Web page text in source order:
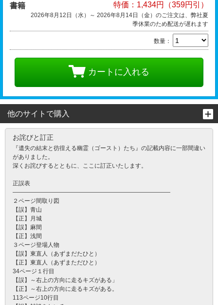
書籍 特価：1,434円（359円引）
2026年8月12日（水）～ 2026年8月14日（金）のご注文は、弊社夏
季休業のため配送が遅れます
数量：
カートに入れる
他のサイトで購入
お詫びと訂正
『遺失の結末と彷徨える幽霊（ゴースト）たち』の記載内容に一部間違い
がありました。
深くお詫びするとともに、ここに訂正いたします。
正誤表
―――――――――――――――――――――――――――
２ページ間取り図
【誤】青山
【正】月城
【誤】麻間
【正】浅間
３ページ登場人物
【誤】東直人（あずまだたひと）
【正】東直人（あずまただひと）
34ページ１行目
【誤】～右上の方向に走るキズがある」
【正】～右上の方向に走るキズがある。
113ページ10行目